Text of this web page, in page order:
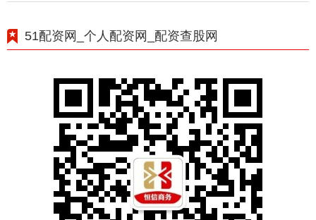
51配资网_个人配资网_配资查股网